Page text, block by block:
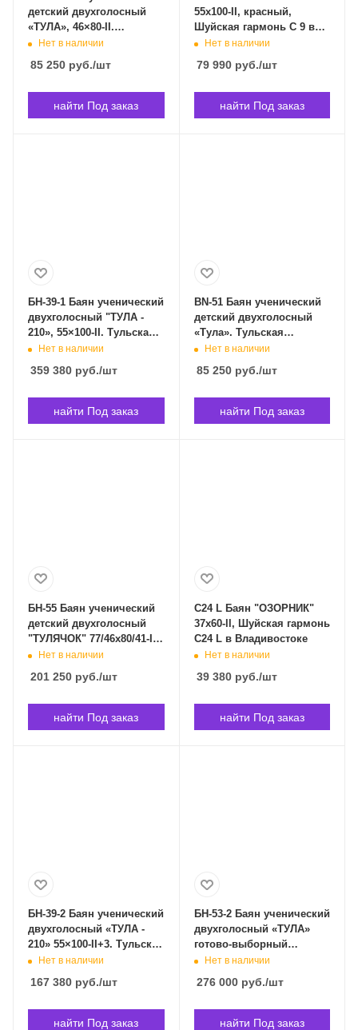
детский двухголосный
«ТУЛА», 46×80-II.
Тульская Гармонь БН-41
Нет в наличии
85 250 руб./шт
найти Под заказ
55х100-II, красный,
Шуйская гармонь C 9 в
Владивостоке
Нет в наличии
79 990руб./шт
найти Под заказ
БН-39-1 Баян ученический
двухголосный "ТУЛА -
210», 55×100-II. Тульская
Гармонь БН-39-1 в
Нет в наличии
359 380 руб./шт
найти Под заказ
BN-51 Баян ученический
детский двухголосный
«Тула». Тульская
Гармонь БН-51 в
Нет в наличии
85 250руб./шт
найти Под заказ
БН-55 Баян ученический
детский двухголосный
"ТУЛЯЧОК" 77/46х80/41-I.
Тульская Гармонь БН-55
Нет в наличии
201 250 руб./шт
найти Под заказ
C24 L Баян "ОЗОРНИК"
37x60-ll, Шуйская гармонь
C24 L в Владивостоке
Нет в наличии
39 380руб./шт
найти Под заказ
БН-39-2 Баян ученический
двухголосный «ТУЛА -
210» 55×100-II+3. Тульская
Гармонь БН-39-2 в
Нет в наличии
167 380 руб./шт
найти Под заказ
БН-53-2 Баян ученический
двухголосный «ТУЛА»
готово-выборный
55×120/50-II. Тульская
Владивостоке
Нет в наличии
276 000руб./шт
найти Под заказ